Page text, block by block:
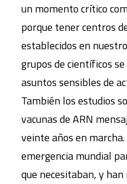
un momento crítico
porque tener centros
establecidos en
grupos de científicos
asuntos sensibles de
También los estudios
vacunas de ARN
veinte años en
emergencia mundial
que necesitaban, y